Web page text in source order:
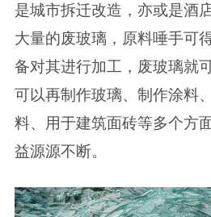
是城市拆迁改造，亦或是酒
大量的废玻璃，原料唾手可
备对其进行加工，废玻璃就
可以再制作玻璃、制作涂料
料、用于建筑面砖等多个方
益源源不断。